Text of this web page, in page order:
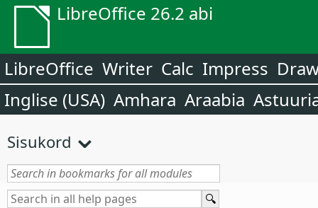
LibreOffice 26.2 abi
LibreOffice Writer Calc Impress
Inglise (USA) Amhara Araabia
Sisukord